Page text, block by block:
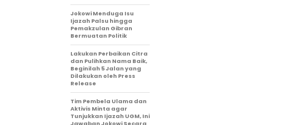
Jokowi Menduga Isu
Ijazah Palsu hingga
Pemakzulan Gibran
Bermuatan Politik
Lakukan Perbaikan Citra
dan Pulihkan Nama Baik,
Beginilah 5 Jalan yang
Dilakukan oleh Press
Release
Tim Pembela Ulama dan
Aktivis Minta agar
Tunjukkan Ijazah UGM, Ini